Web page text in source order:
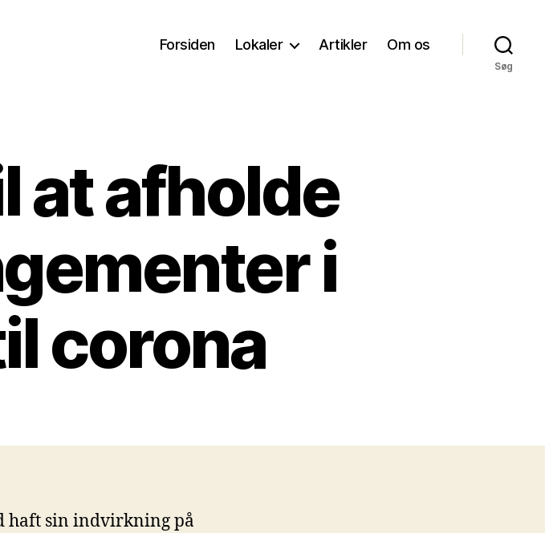
Forsiden Lokaler Artikler Om os
Søg
at afholde
i
corona
haft sin indvirkning på